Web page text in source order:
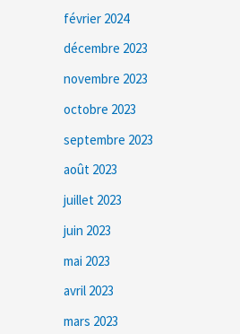
février 2024
décembre 2023
novembre 2023
octobre 2023
septembre 2023
août 2023
juillet 2023
juin 2023
mai 2023
avril 2023
mars 2023